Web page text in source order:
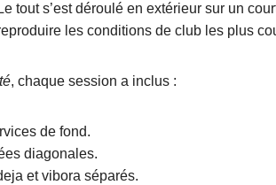
tout s’est déroulé en extérieur sur un
les conditions de club les plus
, chaque session a inclus :
de fond.
diagonales.
et vibora séparés.